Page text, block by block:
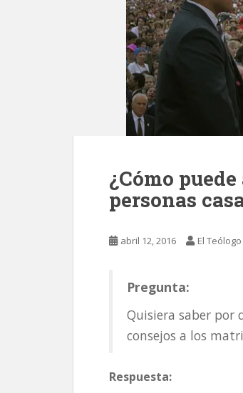
¿Cómo
personas
abril 12, 2016 El
Pregunta:
Quisiera saber por
consejos a los
Respuesta: